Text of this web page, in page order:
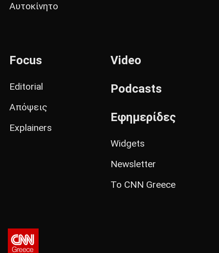
Αυτοκίνητο
Focus
Editorial
Απόψεις
Explainers
Video
Podcasts
Εφημερίδες
Widgets
Newsletter
Το CNN Greece